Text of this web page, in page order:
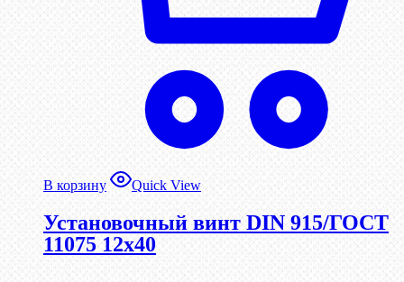
В корзину Quick View
Установочный винт DIN 915/ГОСТ
11075 12х40